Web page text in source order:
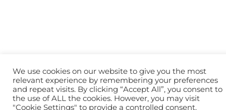
We use cookies on our website to give you the most
relevant experience by remembering your preferences
and repeat visits. By clicking “Accept All”, you consent to
the use of ALL the cookies. However, you may visit
"Cookie Settings" to provide a controlled consent.